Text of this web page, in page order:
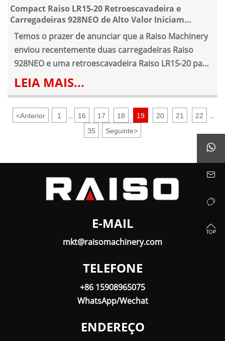
Compact Raiso LR15-20 Retroescavadeira e
Carregadeiras 928NEO de Alto Valor Iniciam
Jornada para a Indonésia
Temos o prazer de anunciar que a Raiso Machinery
enviou recentemente duas carregadeiras Raiso
928NEO e uma retroescavadeira Raiso LR15-20 para
nosso cliente na Indonésia.
LEIA MAIS...
<Anterior 1 ... 16 17 18 19 20 21 22 ...
35 Seguinte>
E-MAIL
mkt@raisomachinery.com
TELEFONE
+86 15908965075
WhatsApp/Wechat
ENDEREÇO



